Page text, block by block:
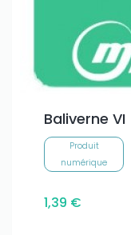
Baliverne VI
Produit
numérique
1,39 €